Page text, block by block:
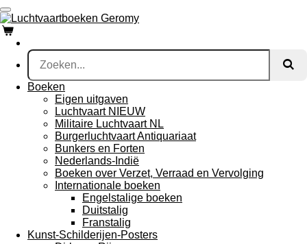
Ga
direct
naar
de
hoofdinhoud
Boeken
Eigen uitgaven
Luchtvaart NIEUW
Militaire Luchtvaart NL
Burgerluchtvaart Antiquariaat
Bunkers en Forten
Nederlands-Indië
Boeken over Verzet, Verraad en Vervolging
Internationale boeken
Engelstalige boeken
Duitstalig
Franstalig
Kunst-Schilderijen-Posters